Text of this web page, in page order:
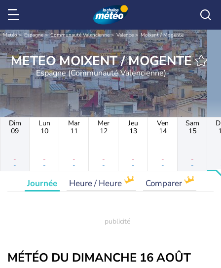
Météo Espagne Communauté Valencienne Valence Moixent / Mogente
METEO MOIXENT / MOGENTE
Espagne (Communauté Valencienne)
Dim
09
-
-
Lun
10
-
-
Mar
11
-
-
Mer
12
-
-
Jeu
13
-
-
Ven
14
-
-
Sam
15
-
-
Journée Heure / Heure Comparer
MÉTÉO DU DIMANCHE 16 AOÛT